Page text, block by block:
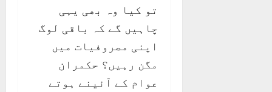
تو کیا وہ بھی یہی
چاہیں گے کہ باقی لوگ
اپنی مصروفیات میں
مگن رہیں؟ حکمران
عوام کے آئینے ہوتے